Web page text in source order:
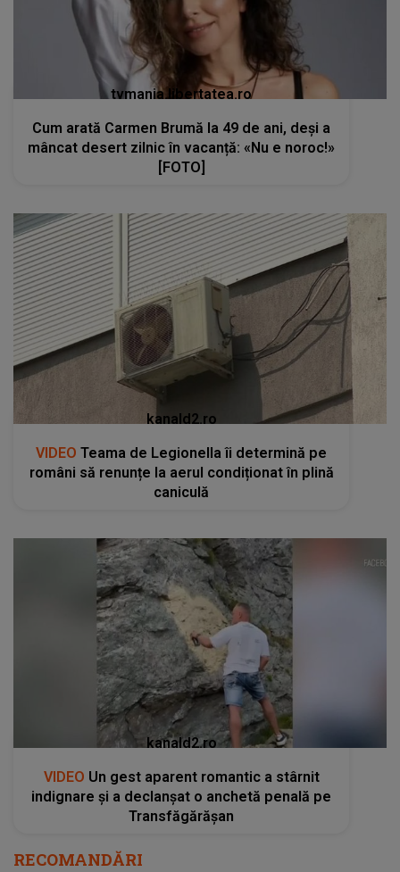
tvmania.libertatea.ro
Cum arată Carmen Brumă la 49 de ani, deși a
mâncat desert zilnic în vacanță: «Nu e noroc!»
[FOTO]
kanald2.ro
VIDEO Teama de Legionella îi determină pe
români să renunțe la aerul condiționat în plină
caniculă
kanald2.ro
VIDEO Un gest aparent romantic a stârnit
indignare și a declanșat o anchetă penală pe
Transfăgărășan
RECOMANDĂRI